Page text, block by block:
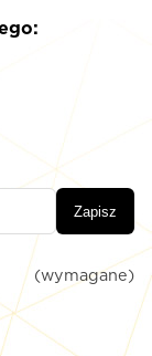
Zapisz
(wymagane)